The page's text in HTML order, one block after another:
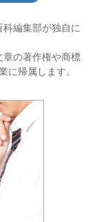
編集部が独自に
章の著作権や商標
に帰属します。